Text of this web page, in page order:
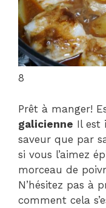
8
Prêt à manger!
galicienne Il est
saveur que par
si vous l’aimez
morceau de
N’hésitez pas à
comment cela